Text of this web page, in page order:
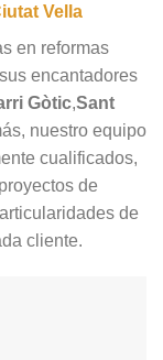
Vella
en reformas
encantadores
Gòtic,Sant
nuestro equipo
cualificados,
de
de
cliente.